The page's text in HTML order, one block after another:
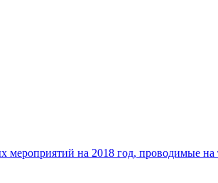
на 2018 год, проводимые